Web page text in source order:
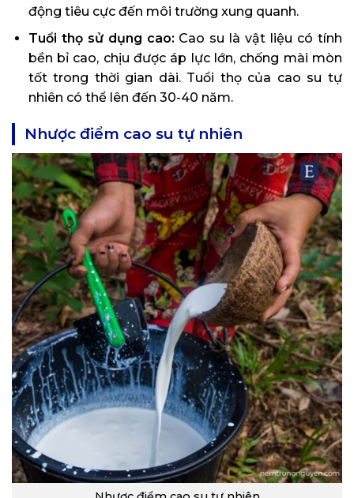
động tiêu cực đến môi trường xung quanh.
Tuổi thọ sử dụng cao: Cao su là vật liệu có tính
bền bỉ cao, chịu được áp lực lớn, chống mài mòn
tốt trong thời gian dài. Tuổi thọ của cao su tự
nhiên có thể lên đến 30-40 năm.
Nhược điểm cao su tự nhiên